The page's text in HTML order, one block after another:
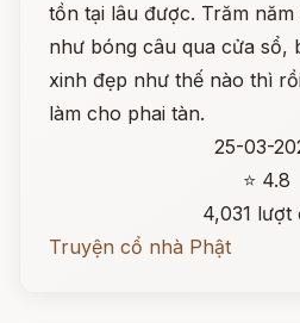
tồn tại lâu được. Trăm
như bóng câu qua cửa sổ,
xinh đẹp như thế nào thì
làm cho phai tàn.
25-03-
⭐ 4.8
4,031 lượt
Truyện cổ nhà Phật